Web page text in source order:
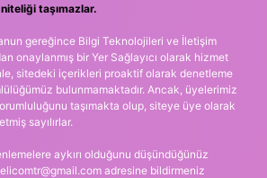
taşımazlar.
gereğince Bilgi Teknolojileri ve İletişim
onaylanmış bir Yer Sağlayıcı olarak hizmet
sitedeki içerikleri proaktif olarak denetleme
bulunmamaktadır. Ancak, üyelerimiz
taşımakta olup, siteye üye olarak
sayılırlar.
aykırı olduğunu düşündüğünüz
adresine bildirmeniz